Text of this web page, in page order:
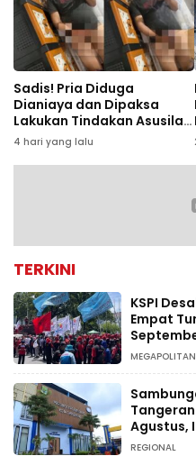
Sadis! Pria Diduga
Dianiaya dan Dipaksa
Lakukan Tindakan Asusila
oleh Rekan Kerja
4 hari yang lalu
TERKINI
KSPI
Empat
MEGAPOLITAN
Agustus,
REGIONAL